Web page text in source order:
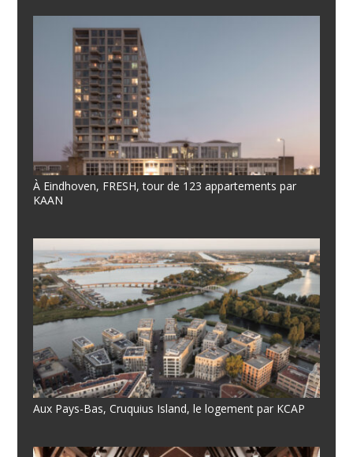
À Eindhoven, FRESH, tour de 123 appartements par
KAAN
Aux Pays-Bas, Cruquius Island, le logement par KCAP